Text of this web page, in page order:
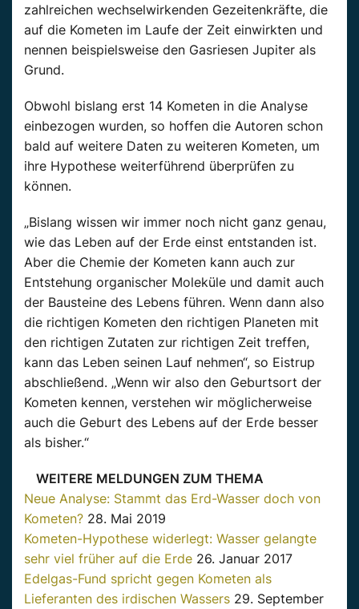
zahlreichen wechselwirkenden Gezeitenkräfte, die
auf die Kometen im Laufe der Zeit einwirkten und
nennen beispielsweise den Gasriesen Jupiter als
Grund.
Obwohl bislang erst 14 Kometen in die Analyse
einbezogen wurden, so hoffen die Autoren schon
bald auf weitere Daten zu weiteren Kometen, um
ihre Hypothese weiterführend überprüfen zu
können.
„Bislang wissen wir immer noch nicht ganz genau,
wie das Leben auf der Erde einst entstanden ist.
Aber die Chemie der Kometen kann auch zur
Entstehung organischer Moleküle und damit auch
der Bausteine des Lebens führen. Wenn dann also
die richtigen Kometen den richtigen Planeten mit
den richtigen Zutaten zur richtigen Zeit treffen,
kann das Leben seinen Lauf nehmen“, so Eistrup
abschließend. „Wenn wir also den Geburtsort der
Kometen kennen, verstehen wir möglicherweise
auch die Geburt des Lebens auf der Erde besser
als bisher.“
WEITERE MELDUNGEN ZUM THEMA
Neue Analyse: Stammt das Erd-Wasser doch von
Kometen? 28. Mai 2019
Kometen-Hypothese widerlegt: Wasser gelangte
sehr viel früher auf die Erde 26. Januar 2017
Edelgas-Fund spricht gegen Kometen als
Lieferanten des irdischen Wassers 29. September